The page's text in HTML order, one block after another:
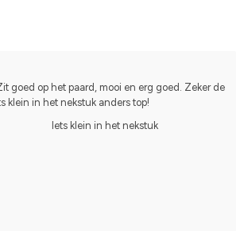
goed op het paard, mooi en erg goed. Zeker de
klein in het nekstuk anders top!
Iets klein in het nekstuk